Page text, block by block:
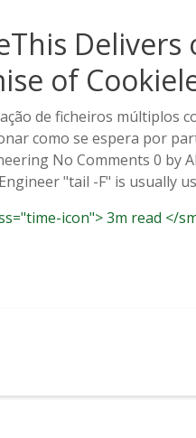
Delivers
of
de ficheiros múltiplos
como se espera por
No Comments 0 by
"tail -F" is usually
icon"> 3m read </